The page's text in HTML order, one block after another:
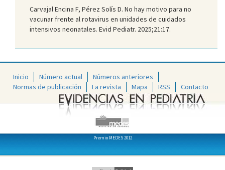
Carvajal Encina F, Pérez Solís D. No hay motivo para no
vacunar frente al rotavirus en unidades de cuidados
intensivos neonatales. Evid Pediatr. 2025;21:17.
Inicio Número actual
Números anteriores
Normas de publicación
La revista Mapa RSS Contacto
Premio MEDES 2012